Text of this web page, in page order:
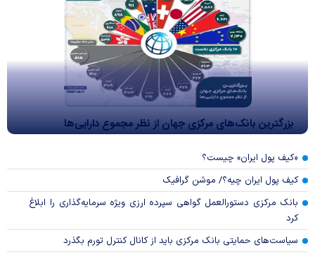
بزرگترین بانک‌های مرکزی جهان از نظر مجموع دارایی‌ها
«کیف پول ایران» چیست؟
کیف پول ایران چیه؟/ موشن گرافیک
بانک مرکزی دستورالعمل گواهی سپرده ارزی ویژه سرمایه‌گذاری را ابلاغ
کرد
سیاست‌های حمایتی بانک مرکزی باید از کانال کنترل تورم بگذرد